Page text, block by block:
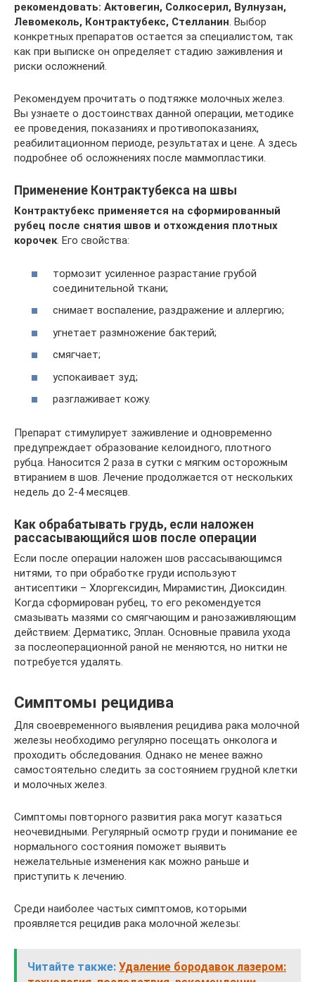
рекомендовать: Актовегин, Солкосерил, Вулнузан,
Левомеколь, Контрактубекс, Стелланин. Выбор
конкретных препаратов остается за специалистом, так
как при выписке он определяет стадию заживления и
риски осложнений.
Рекомендуем прочитать о подтяжке молочных желез.
Вы узнаете о достоинствах данной операции, методике
ее проведения, показаниях и противопоказаниях,
реабилитационном периоде, результатах и цене. А здесь
подробнее об осложнениях после маммопластики.
Применение Контрактубекса на швы
Контрактубекс применяется на сформированный
рубец после снятия швов и отхождения плотных
корочек. Его свойства:
тормозит усиленное разрастание грубой
соединительной ткани;
снимает воспаление, раздражение и аллергию;
угнетает размножение бактерий;
смягчает;
успокаивает зуд;
разглаживает кожу.
Препарат стимулирует заживление и одновременно
предупреждает образование келоидного, плотного
рубца. Наносится 2 раза в сутки с мягким осторожным
втиранием в шов. Лечение продолжается от нескольких
недель до 2-4 месяцев.
Как обрабатывать грудь, если наложен
рассасывающийся шов после операции
Если после операции наложен шов рассасывающимся
нитями, то при обработке груди используют
антисептики – Хлоргексидин, Мирамистин, Диоксидин.
Когда сформирован рубец, то его рекомендуется
смазывать мазями со смягчающим и ранозаживляющим
действием: Дерматикс, Эплан. Основные правила ухода
за послеоперационной раной не меняются, но нитки не
потребуется удалять.
Симптомы рецидива
Для своевременного выявления рецидива рака молочной
железы необходимо регулярно посещать онколога и
проходить обследования. Однако не менее важно
самостоятельно следить за состоянием грудной клетки
и молочных желез.
Симптомы повторного развития рака могут казаться
неочевидными. Регулярный осмотр груди и понимание ее
нормального состояния поможет выявить
нежелательные изменения как можно раньше и
приступить к лечению.
Среди наиболее частых симптомов, которыми
проявляется рецидив рака молочной железы:
Читайте также: Удаление бородавок лазером: